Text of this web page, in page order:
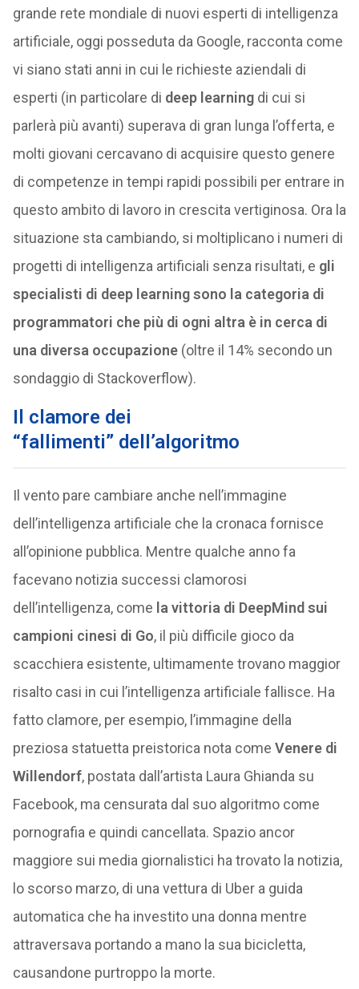
grande rete mondiale di nuovi esperti di intelligenza
artificiale, oggi posseduta da Google, racconta come
vi siano stati anni in cui le richieste aziendali di
esperti (in particolare di deep learningdi cui si
parlerà più avanti) superava di gran lunga l’offerta, e
molti giovani cercavano di acquisire questo genere
di competenze in tempi rapidi possibili per entrare in
questo ambito di lavoro in crescita vertiginosa. Ora la
situazione sta cambiando, si moltiplicano i numeri di
progetti di intelligenza artificiali senza risultati, e gli
specialisti di deep learning sono la categoria di
programmatori che più di ogni altra è in cerca di
una diversa occupazione(oltre il 14% secondo un
sondaggio di Stackoverflow).
Il clamore dei
“fallimenti” dell’algoritmo
Il vento pare cambiare anche nell’immagine
dell’intelligenza artificiale che la cronaca fornisce
all’opinione pubblica. Mentre qualche anno fa
facevano notizia successi clamorosi
dell’intelligenza, come la vittoria di DeepMind sui
campioni cinesi di Go, il più difficile gioco da
scacchiera esistente, ultimamente trovano maggior
risalto casi in cui l’intelligenza artificiale fallisce. Ha
fatto clamore, per esempio, l’immagine della
preziosa statuetta preistorica nota come Venere di
Willendorf, postata dall’artista Laura Ghianda su
Facebook, ma censurata dal suo algoritmo come
pornografia e quindi cancellata. Spazio ancor
maggiore sui media giornalistici ha trovato la notizia,
lo scorso marzo, di una vettura di Uber a guida
automatica che ha investito una donna mentre
attraversava portando a mano la sua bicicletta,
causandone purtroppo la morte.